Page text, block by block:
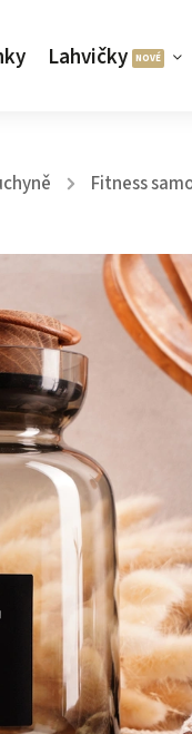
Lahvičky
/ Fitness